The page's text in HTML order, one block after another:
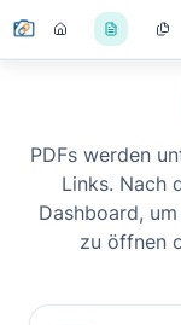
PDFs werden
Links. Nach
Dashboard,
zu öffnen